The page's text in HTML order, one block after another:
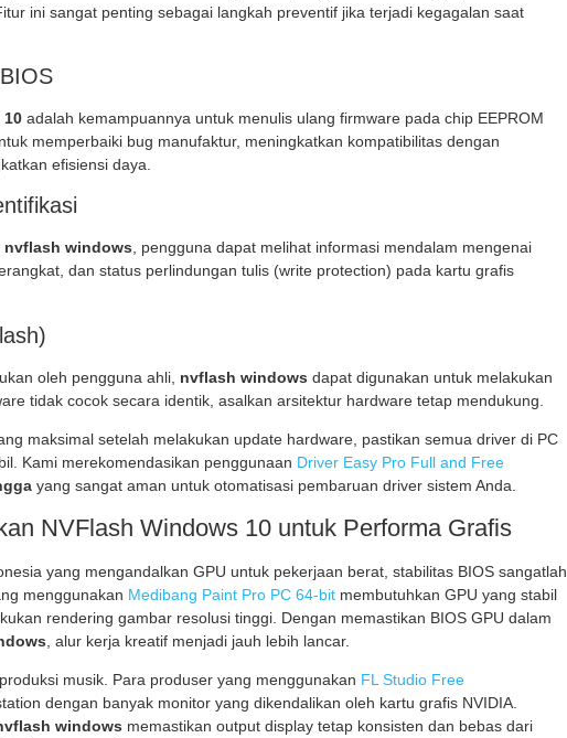
ini sangat penting sebagai langkah preventif jika terjadi kegagalan saat
10 adalah kemampuannya untuk menulis ulang firmware pada chip EEPROM
memperbaiki bug manufaktur, meningkatkan kompatibilitas dengan
efisiensi daya.
nvflash windows, pengguna dapat melihat informasi mendalam mengenai
dan status perlindungan tulis (write protection) pada kartu grafis
oleh pengguna ahli, nvflash windows dapat digunakan untuk melakukan
tidak cocok secara identik, asalkan arsitektur hardware tetap mendukung.
maksimal setelah melakukan update hardware, pastikan semua driver di PC
Kami merekomendasikan penggunaan Driver Easy Pro Full and Free
yang sangat aman untuk otomatisasi pembaruan driver sistem Anda.
NVFlash Windows 10 untuk Performa Grafis
yang mengandalkan GPU untuk pekerjaan berat, stabilitas BIOS sangatlah
menggunakan Medibang Paint Pro PC 64-bit membutuhkan GPU yang stabil
rendering gambar resolusi tinggi. Dengan memastikan BIOS GPU dalam
, alur kerja kreatif menjadi jauh lebih lancar.
musik. Para produser yang menggunakan FL Studio Free
dengan banyak monitor yang dikendalikan oleh kartu grafis NVIDIA.
windows memastikan output display tetap konsisten dan bebas dari